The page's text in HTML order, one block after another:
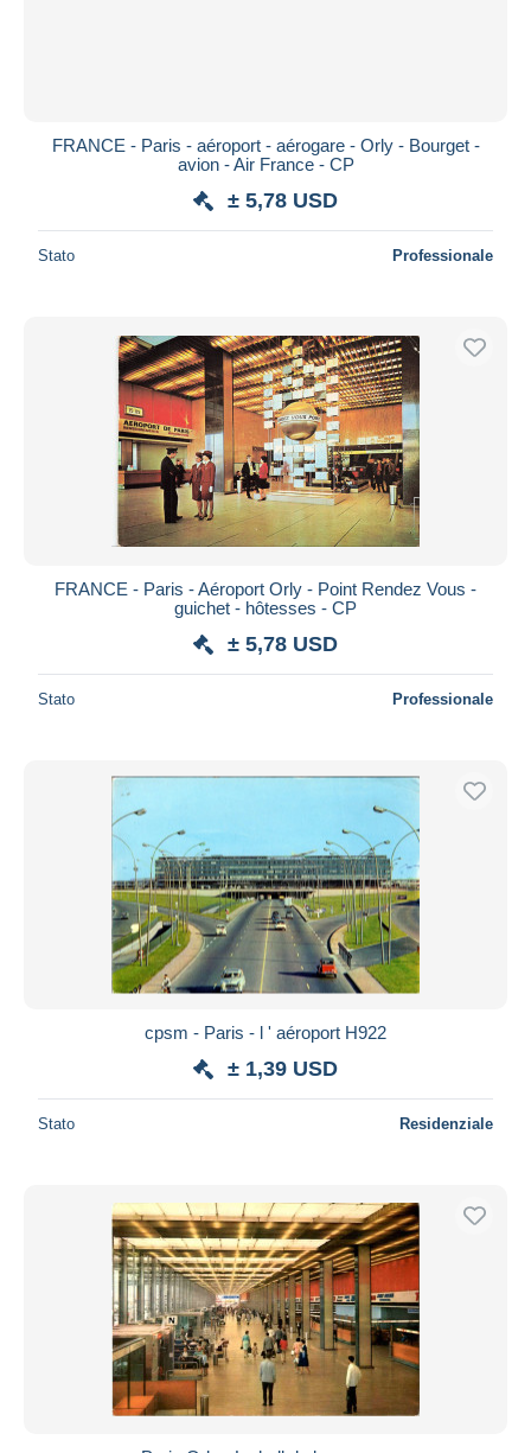
FRANCE - Paris - aéroport - aérogare - Orly - Bourget -
avion - Air France - CP
± 5,78 USD
Stato Professionale
FRANCE - Paris - Aéroport Orly - Point Rendez Vous -
guichet - hôtesses - CP
± 5,78 USD
Stato Professionale
cpsm - Paris - l ' aéroport H922
± 1,39 USD
Stato Residenziale